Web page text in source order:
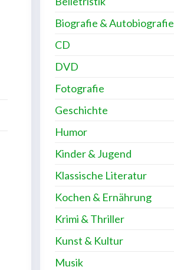
Biografie & Autobiografie
CD
DVD
Fotografie
Geschichte
Humor
Kinder & Jugend
Klassische Literatur
Kochen & Ernährung
Krimi & Thriller
Kunst & Kultur
Musik